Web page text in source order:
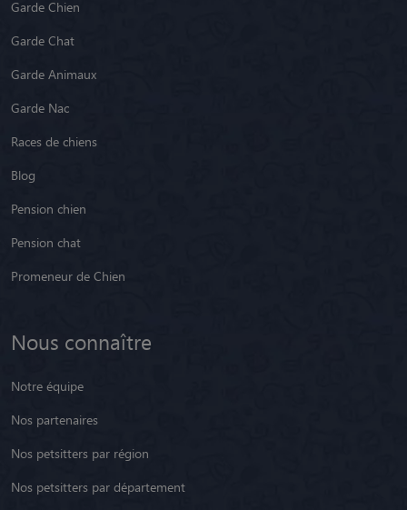
Garde Chien
Garde Chat
Garde Animaux
Garde Nac
Races de chiens
Blog
Pension chien
Pension chat
Promeneur de Chien
Nous connaître
Notre équipe
Nos partenaires
Nos petsitters par région
Nos petsitters par département